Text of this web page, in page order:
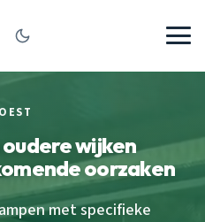
wijken
oorzaken
met specifieke